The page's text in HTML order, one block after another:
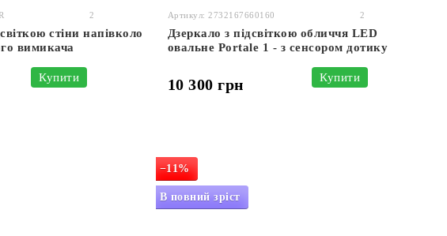
2
стіни напівколо
вимикача
Купити
Артикул: 2732167660160 2
Дзеркало з підсвіткою обличчя LED
овальне Portale 1 - з сенсором дотику
10 300 грн Купити
−11%
В повний зріст